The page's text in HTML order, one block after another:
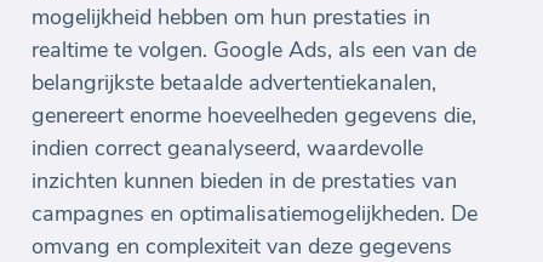
mogelijkheid hebben om hun prestaties in
realtime te volgen. Google Ads, als een van de
belangrijkste betaalde advertentiekanalen,
genereert enorme hoeveelheden gegevens die,
indien correct geanalyseerd, waardevolle
inzichten kunnen bieden in de prestaties van
campagnes en optimalisatiemogelijkheden. De
omvang en complexiteit van deze gegevens